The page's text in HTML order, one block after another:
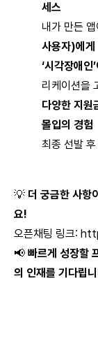
세스
내가 만든 앱
사용자)에게
‘시각장애인
리케이션을
다양한 지원
몰입의 경험
최종 선발 후
💡 더 궁금한 사항
요!
오픈채팅 링크:
📢 빠르게 성장할
의 인재를 기다립